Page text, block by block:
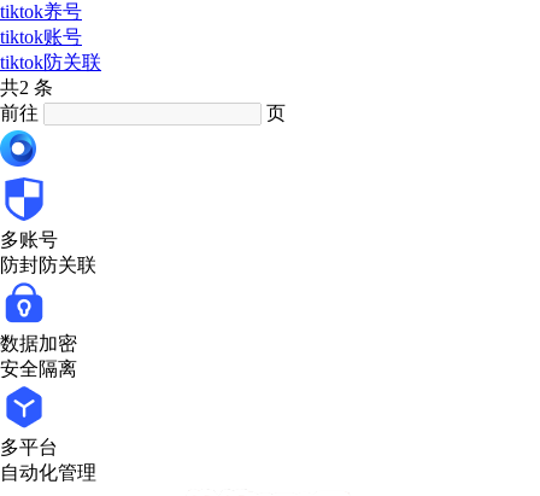
tiktok养号
tiktok账号
tiktok防关联
共2 条
前往
页
多账号
防封防关联
数据加密
安全隔离
多平台
自动化管理